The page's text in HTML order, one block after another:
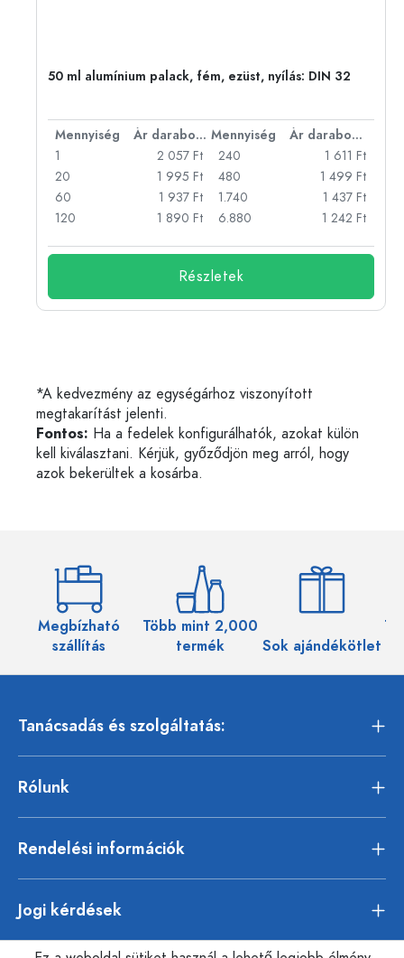
50 ml alumínium palack, fém, ezüst, nyílás: DIN 32
Mennyiség Ár darabonként Mennyiség
Ár darabonként
1
2 057 Ft
20
1 995 Ft
60
1 937 Ft
120
1 890 Ft
240
1 611 Ft
480
1 499 Ft
1.740
1 437 Ft
6.880
1 242 Ft
Részletek
*A kedvezmény az egységárhoz viszonyított
megtakarítást jelenti.
Fontos: Ha a fedelek konfigurálhatók, azokat külön
kell kiválasztani. Kérjük, győződjön meg arról, hogy
azok bekerültek a kosárba.
Megbízható
szállítás
Több mint 2,000
termék
Sok ajándékötlet
Tanácsadás és szolgáltatás:
Rólunk
Rendelési információk
Jogi kérdések